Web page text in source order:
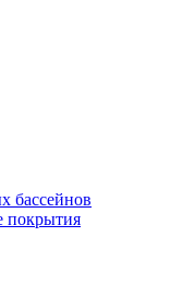
бассейнов
покрытия